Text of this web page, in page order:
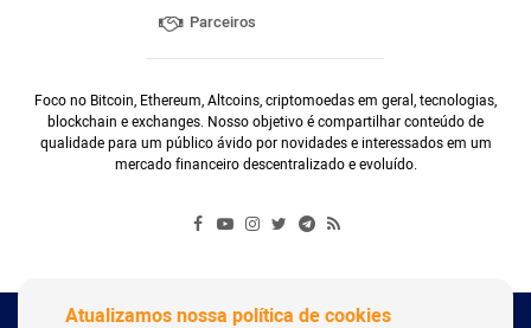
Parceiros
Foco no Bitcoin, Ethereum, Altcoins, criptomoedas em geral, tecnologias,
blockchain e exchanges. Nosso objetivo é compartilhar conteúdo de
qualidade para um público ávido por novidades e interessados em um
mercado financeiro descentralizado e evoluído.
Atualizamos nossa política de cookies